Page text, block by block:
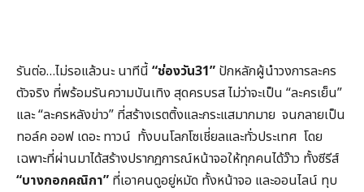
รันต่อ…ไม่รอแล้วนะ นาทีนี้ “ช่องวัน31” ปักหลักผู้นำวงการละคร
ตัวจริง ที่พร้อมรันความบันเทิง สุดครบรส ไม่ว่าจะเป็น “ละครเย็น”
และ “ละครหลังข่าว” ที่สร้างเรตติ้งและกระแสมากมาย จนกลายเป็น
ทอล์ค ออฟ เดอะ ทาวน์ ทั้งบนโลกโซเชี่ยลและทั่วประเทศ โดย
เฉพาะที่ผ่านมาได้สร้างปรากฎการณ์หน้าจอให้ทุกคนได้ว๊าว ทั้งซีรีส์
“บางกอกคณิกา” ที่เอาคนดูอยู่หมัด ทั้งหน้าจอ และออนไลน์ ทุบ